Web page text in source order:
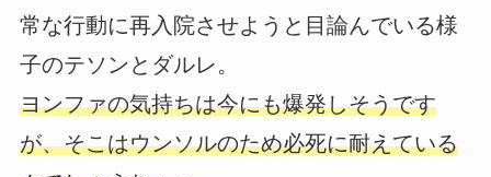
常な行動に再入院させようと目論んでいる様
子のテソンとダルレ。
ヨンファの気持ちは今にも爆発しそうです
が、そこはウンソルのため必死に耐えている